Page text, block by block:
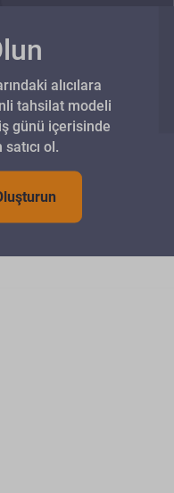
alıcılara
tahsilat modeli
günü içerisinde
ol.